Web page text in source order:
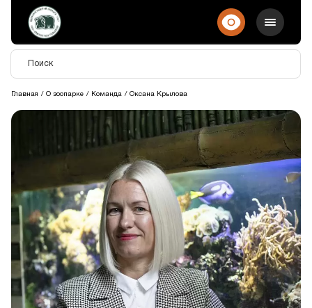
Главная О зоопарке Команда Оксана Крылова